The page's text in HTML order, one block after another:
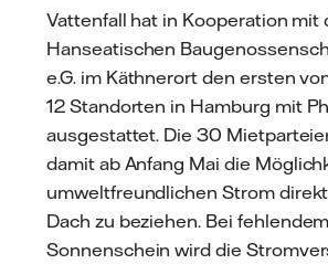
Vattenfall hat in Kooperation mit
Hanseatischen
e.G. im Käthnerort den ersten
12 Standorten in Hamburg mit
ausgestattet. Die 30
damit ab Anfang Mai die
umweltfreundlichen Strom
Dach zu beziehen. Bei fehlendem
Sonnenschein wird die